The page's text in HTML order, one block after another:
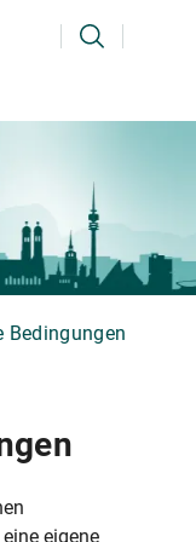
Suchen
Bedingungen
eigene